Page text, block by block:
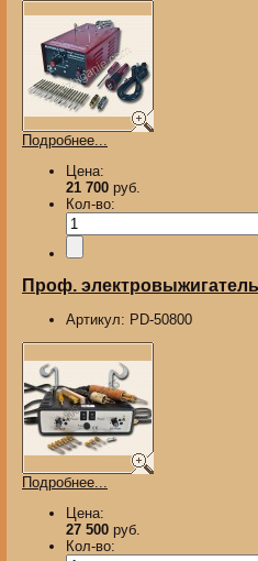
Подробнее...
Цена:
21 700 руб.
Кол-во:
Проф.
Артикул: PD-50800
Подробнее...
Цена:
27 500 руб.
Кол-во: